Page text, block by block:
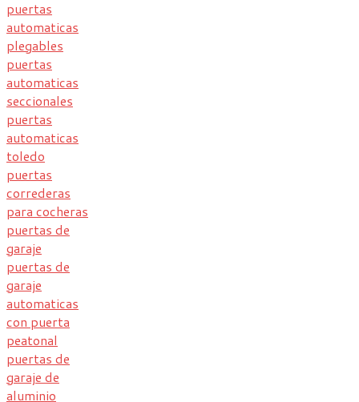
puertas
automaticas
plegables
puertas
automaticas
seccionales
puertas
automaticas
toledo
puertas
correderas
para cocheras
puertas de
garaje
puertas de
garaje
automaticas
con puerta
peatonal
puertas de
garaje de
aluminio